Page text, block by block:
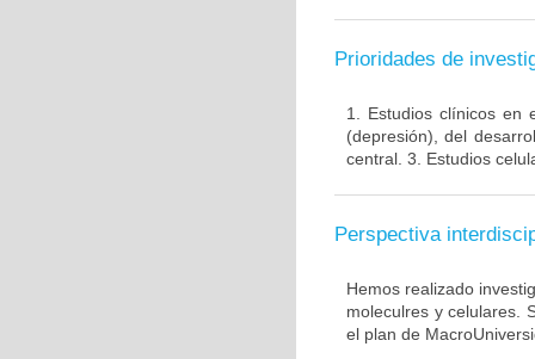
Prioridades de
1. Estudios clínicos en
(depresión), del
central. 3. Estudios
Perspectiva
Hemos realizado
moleculres y celulares.
el plan de